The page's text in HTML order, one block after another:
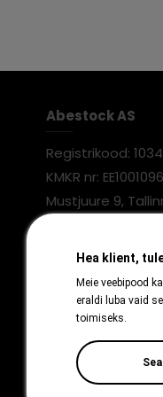
Abestock AS
Registrikood:
KMKR nr:
Mustjuure 9,
Hea klient,
Meie veebipood
eraldi luba vaid
toimiseks.